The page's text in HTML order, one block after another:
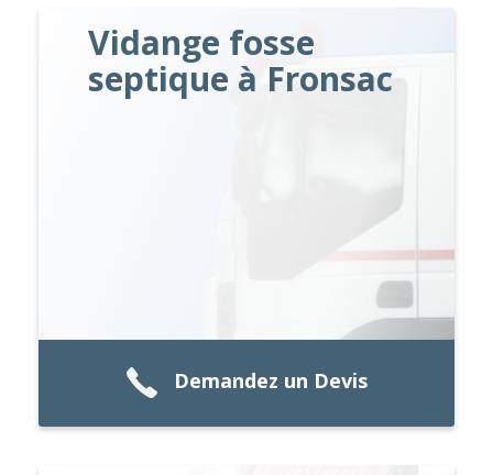
Vidange fosse
septique à Fronsac
Demandez un Devis